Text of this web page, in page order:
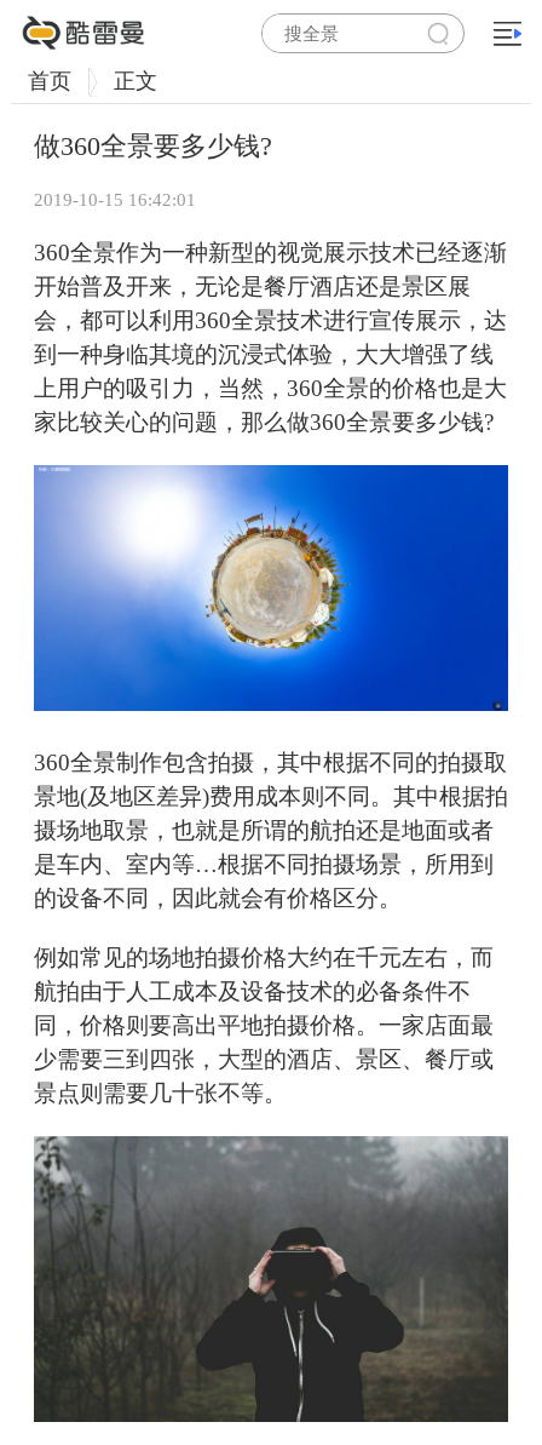
首页 正文
做360全景要多少钱?
2019-10-15 16:42:01
360全景作为一种新型的视觉展示技术已经逐渐
开始普及开来，无论是餐厅酒店还是景区展
会，都可以利用360全景技术进行宣传展示，达
到一种身临其境的沉浸式体验，大大增强了线
上用户的吸引力，当然，360全景的价格也是大
家比较关心的问题，那么做360全景要多少钱?
360全景制作包含拍摄，其中根据不同的拍摄取
景地(及地区差异)费用成本则不同。其中根据拍
摄场地取景，也就是所谓的航拍还是地面或者
是车内、室内等…根据不同拍摄场景，所用到
的设备不同，因此就会有价格区分。
例如常见的场地拍摄价格大约在千元左右，而
航拍由于人工成本及设备技术的必备条件不
同，价格则要高出平地拍摄价格。一家店面最
少需要三到四张，大型的酒店、景区、餐厅或
景点则需要几十张不等。